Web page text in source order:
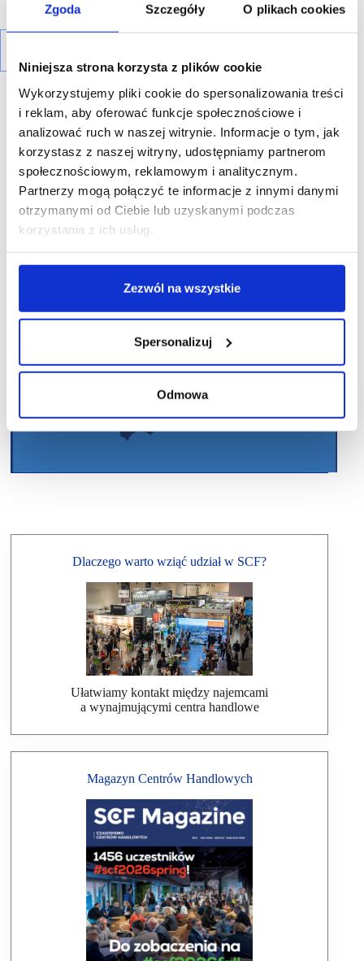
Zgoda Szczegóły O plikach cookies
Niniejsza strona korzysta z plików cookie
Wykorzystujemy pliki cookie do spersonalizowania treści
i reklam, aby oferować funkcje społecznościowe i
analizować ruch w naszej witrynie. Informacje o tym, jak
korzystasz z naszej witryny, udostępniamy partnerom
społecznościowym, reklamowym i analitycznym.
Partnerzy mogą połączyć te informacje z innymi danymi
otrzymanymi od Ciebie lub uzyskanymi podczas
korzystania z ich usług.
Zezwól na wszystkie
Spersonalizuj
Odmowa
R E K L A M A
Dlaczego warto wziąć udział w SCF?
Ułatwiamy kontakt między najemcami
a wynajmującymi centra handlowe
Magazyn Centrów Handlowych